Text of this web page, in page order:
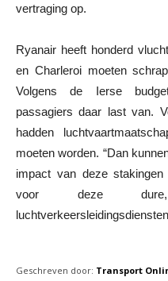
vertraging op.
Ryanair heeft honderd
en Charleroi moeten
Volgens de Ierse
passagiers daar last van.
hadden
moeten worden. “Dan
impact van deze
voor deze dure,
Geschreven door: Transport